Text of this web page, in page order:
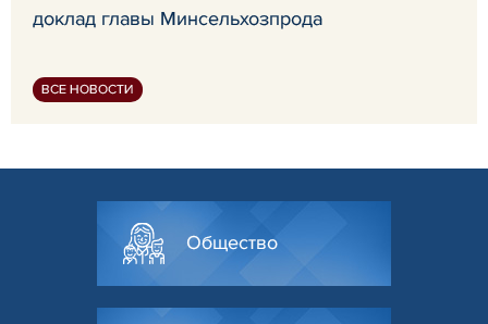
доклад главы Минсельхозпрода
ВСЕ НОВОСТИ
Общество